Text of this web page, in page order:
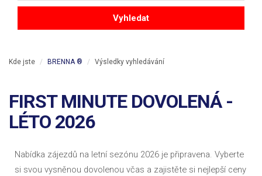
Vyhledat
Kde jste BRENNA ® Výsledky vyhledávání
FIRST MINUTE DOVOLENÁ -
LÉTO 2026
Nabídka zájezdů na letní sezónu 2026 je připravena. Vyberte
si svou vysněnou dovolenou včas a zajistěte si nejlepší ceny